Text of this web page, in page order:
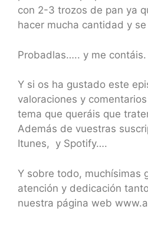
con 2-3 trozos de pan ya
hacer mucha cantidad y
Probadlas….. y me contáis.
Y si os ha gustado este
valoraciones y
tema que queráis que
Además de vuestras
Itunes, y Spotify….
Y sobre todo, muchísimas
atención y dedicación
nuestra página web